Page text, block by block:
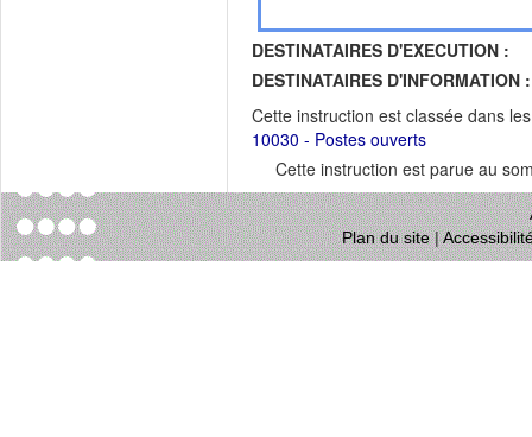
DESTINATAIRES D'EXECUTION :
DESTINATAIRES D'INFORMATION :
Cette instruction est classée dans
10030 - Postes ouverts
Cette instruction est parue au
Plan du site|